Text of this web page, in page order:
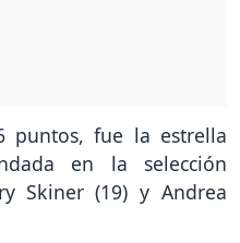
puntos, fue la estrella
en la selección
Skiner (19) y Andrea